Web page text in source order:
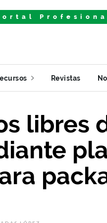
Revistas
libres